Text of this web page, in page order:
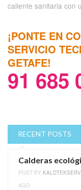
caliente sanitaria con
¡PONTE EN
SERVICIO
GETAFE!
91 685
RECENT POSTS
Calderas
POST BY
AGO